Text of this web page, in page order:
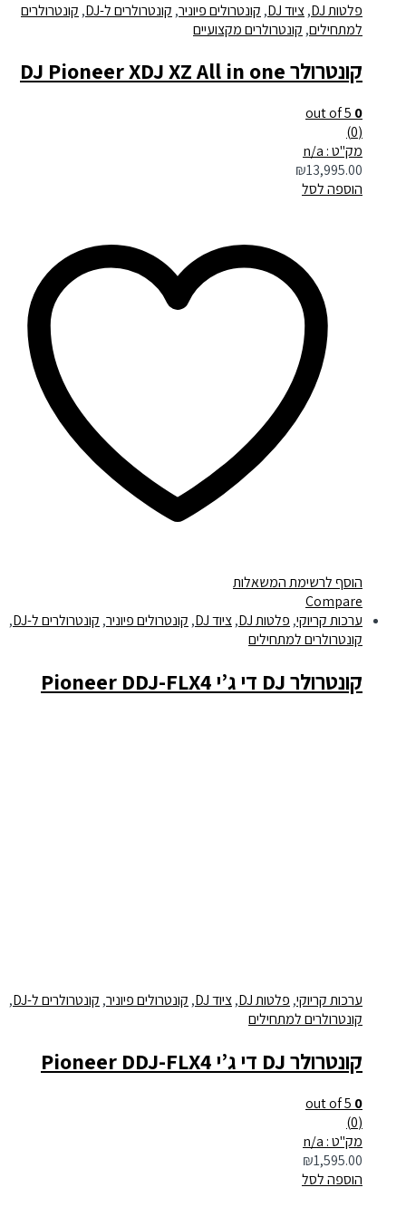
פלטות DJ ,ציוד DJ ,קונטרולים פיוניר,קונטרולרים ל-DJ ,קונטרולרים
למתחילים,קונטרולרים מקצועיים
קונטרולר DJ Pioneer XDJ XZ All in one
0
out of 5
מק"ט : n/a
₪13,995.00
הוספה לסל
הוסף לרשימת המשאלות
Compare
ערכות קריוקי,פלטות DJ ,ציוד DJ ,קונטרולים פיוניר,קונטרולרים ל-DJ
,
קונטרולרים למתחילים
קונטרולר DJ די ג’י Pioneer DDJ-FLX4
ערכות קריוקי,פלטות DJ ,ציוד DJ ,קונטרולים פיוניר,קונטרולרים ל-DJ
,
קונטרולרים למתחילים
קונטרולר DJ די ג’י Pioneer DDJ-FLX4
0
out of 5
מק"ט : n/a
₪1,595.00
הוספה לסל